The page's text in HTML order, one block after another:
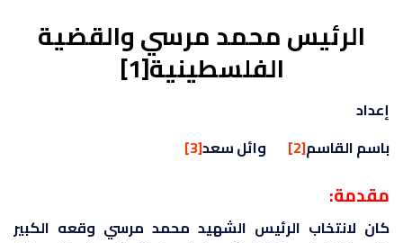
الرئيس محمد مرسي والقضية
الفلسطينية[1]
إعداد
باسم القاسم[2] وائل سعد[3]
مقدمة:
كان لانتخاب الرئيس الشهيد محمد مرسي وقعه الكبير